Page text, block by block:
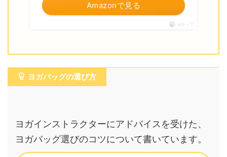
Amazonで見る
ポチップ
ヨガバッグの選び方
ヨガインストラクターにアドバイスを受けた、
ヨガバッグ選びのコツについて書いています。